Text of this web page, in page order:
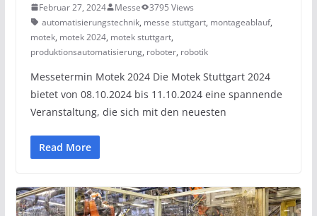
Februar 27, 2024 Messe
3795 Views
automatisierungstechnik, messe stuttgart, montageablauf,
motek, motek 2024, motek stuttgart,
produktionsautomatisierung, roboter, robotik
Messetermin Motek 2024 Die Motek Stuttgart 2024
bietet von 08.10.2024 bis 11.10.2024 eine spannende
Veranstaltung, die sich mit den neuesten
Read More